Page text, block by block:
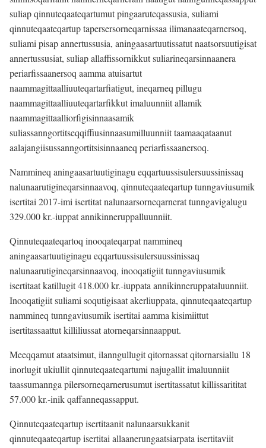
suliap qinnuteqaateqartumut pingaaruteqassusia, suliami
qinnuteqaateqartup tapersersorneqarnissaa ilimanaateqarnersoq,
suliami pisap annertussusia, aningaasartuutissatut naatsorsuutigisat
annertussusiat, suliap allaffissornikkut suliarineqarsinnaanera
periarfissaanersoq aamma atuisartut
naammagittaalliuuteqartarfiatigut, ineqarneq pillugu
naammagittaalliuuteqartarfikkut imaluunniit allamik
naammagittaalliorfigisinnaasamik
suliassanngortitseqqiffiusinnaasumilluunniit taamaaqataanut
aalajangiisussanngortitsisinnaaneq periarfissaanersoq.
Nammineq aningaasartuutiginagu eqqartuussisulersuussinissaq
nalunaarutigineqarsinnaavoq, qinnuteqaateqartup tunngaviusumik
isertitai 2017-imi isertitat nalunaarsorneqarnerat tunngavigalugu
329.000 kr.-iuppat annikinneruppalluunniit.
Qinnuteqaateqartoq inooqateqarpat nammineq
aningaasartuutiginagu eqqartuussisulersuussinissaq
nalunaarutigineqarsinnaavoq, inooqatigiit tunngaviusumik
isertitaat katillugit 418.000 kr.-iuppata annikinneruppataluunniit.
Inooqatigiit suliami soqutigisaat akerliuppata, qinnuteqaateqartup
nammineq tunngaviusumik isertitai aamma kisimiittut
isertitassaattut killiliussat atorneqarsinnaapput.
Meeqqamut ataatsimut, ilanngullugit qitornassat qitornarsiallu 18
inorlugit ukiullit qinnuteqaateqartumi najugallit imaluunniit
taassumannga pilersorneqarnerusumut isertitassatut killissarititat
57.000 kr.-inik qaffanneqassapput.
Qinnuteqaateqartup isertitaanit nalunaarsukkanit
qinnuteqaateqartup isertitai allaanerungaatsiarpata isertitaviit